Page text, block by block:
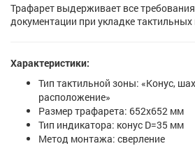
Трафарет выдерживает все
документации при укладке
Характеристики:
Тип тактильной зоны: «Конус,
расположение»
Размер трафарета: 652х652 мм
Тип индикатора: конус D=35 мм
Метод монтажа: сверление